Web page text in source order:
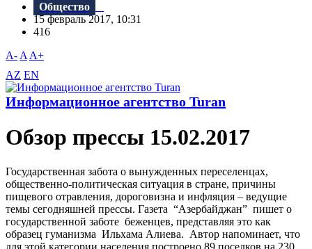
Общество
15 февраль 2017, 10:31
416
A- A A+
AZ EN
Информационное агентство Turan
Обзор прессы 15.02.2017
Государственная забота о вынужденных переселенцах,
общественно-политическая ситуация в стране, причины
пищевого отравления, дороговизна и инфляция – ведущие
темы сегодняшней прессы. Газета “Азербайджан” пишет о
государственной заботе беженцев, представляя это как
образец гуманизма Ильхама Алиева. Автор напоминает, что
для этой категории населения построено 89 поселков на 230